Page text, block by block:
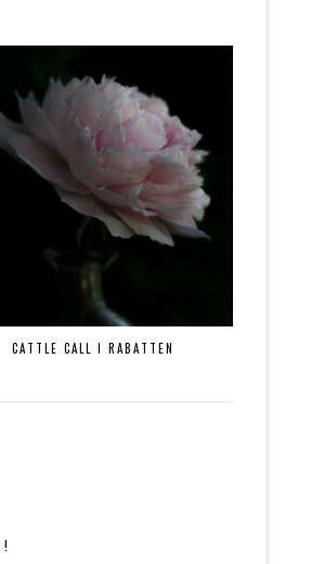
CATTLE CALL I RABATTEN